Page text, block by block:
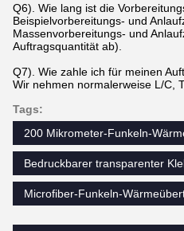
Q6). Wie lang ist die
Beispielvorbereitungs- und
Massenvorbereitungs- und
Auftragsquantität ab).
Q7). Wie zahle ich für meinen
Wir nehmen normalerweise L/C,
Tags:
200 Mikrometer-Funkeln-
Bedruckbarer transparenter
Microfiber-Funkeln-